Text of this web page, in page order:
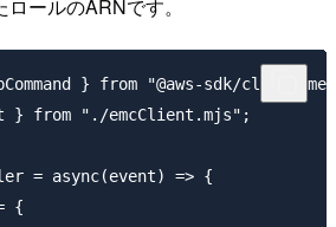
ールのARNです。
} from "@aws-sdk/client-
} from "./emcClient.mjs";
= async(event) => {
{